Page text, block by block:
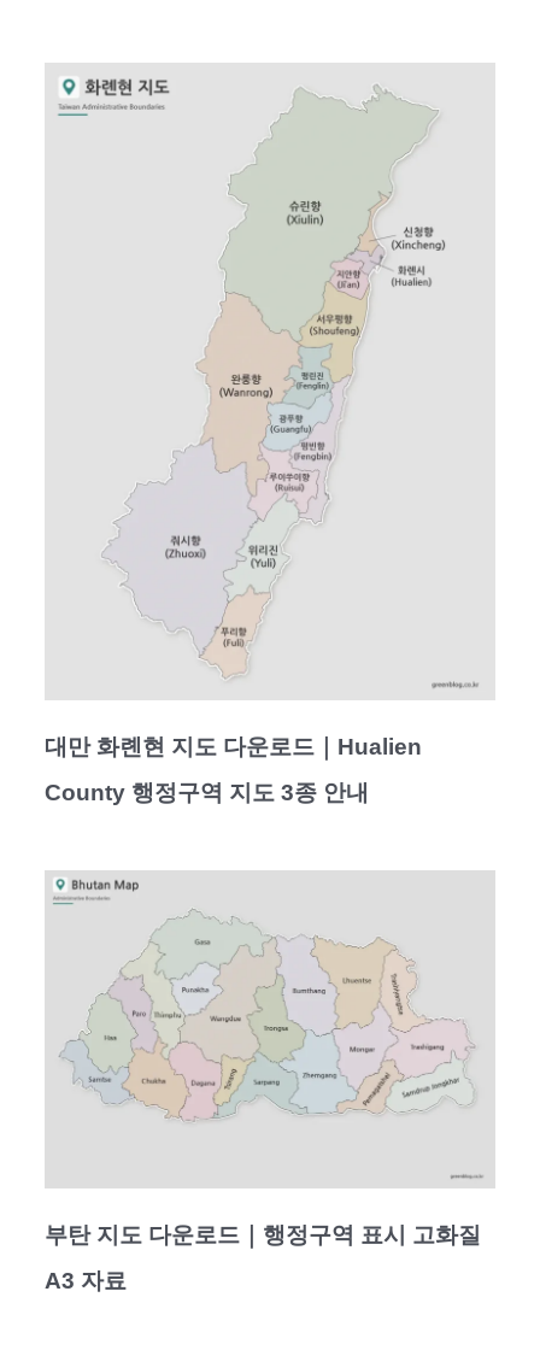
대만 화롄현 지도 다운로드｜Hualien
County 행정구역 지도 3종 안내
부탄 지도 다운로드｜행정구역 표시 고화질
A3 자료